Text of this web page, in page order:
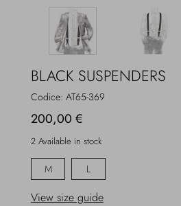
BLACK SUSPENDERS
Codice: AT65-369
200,00 €
2 Available in stock
M L
View size guide